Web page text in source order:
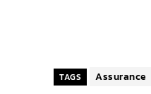
TAGS Assurance